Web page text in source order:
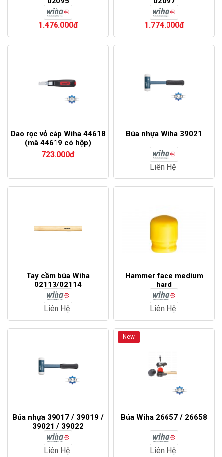
1.476.000đ 1.774.000đ
Dao rọc vỏ cáp Wiha 44618
(mã 44619 có hộp)
723.000đ
Búa nhựa Wiha 39021
Liên Hệ
Tay cầm búa Wiha
02113/02114
Liên Hệ
Hammer face medium
hard
Liên Hệ
Búa nhựa 39017 / 39019 /
39021 / 39022
Liên Hệ
New
Búa Wiha 26657 / 26658
Liên Hệ